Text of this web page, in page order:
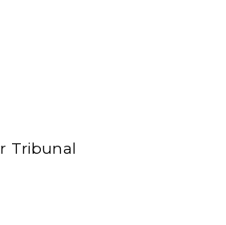
Tribunal